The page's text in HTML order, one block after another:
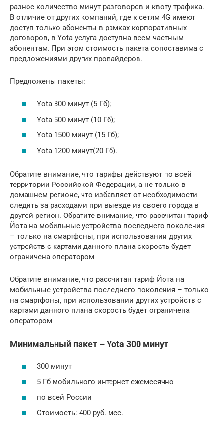
разное количество минут разговоров и квоту трафика.
В отличие от других компаний, где к сетям 4G имеют
доступ только абоненты в рамках корпоративных
договоров, в Yota услуга доступна всем частным
абонентам. При этом стоимость пакета сопоставима с
предложениями других провайдеров.
Предложены пакеты:
Yota 300 минут (5 Гб);
Yota 500 минут (10 Гб);
Yota 1500 минут (15 Гб);
Yota 1200 минут(20 Гб).
Обратите внимание, что тарифы действуют по всей
территории Российской Федерации, а не только в
домашнем регионе, что избавляет от необходимости
следить за расходами при выезде из своего города в
другой регион. Обратите внимание, что рассчитан тариф
Йота на мобильные устройства последнего поколения
– только на смартфоны, при использовании других
устройств с картами данного плана скорость будет
ограничена оператором
Обратите внимание, что рассчитан тариф Йота на
мобильные устройства последнего поколения – только
на смартфоны, при использовании других устройств с
картами данного плана скорость будет ограничена
оператором
Минимальный пакет – Yota 300 минут
300 минут
5 Гб мобильного интернет ежемесячно
по всей России
Стоимость: 400 руб. мес.